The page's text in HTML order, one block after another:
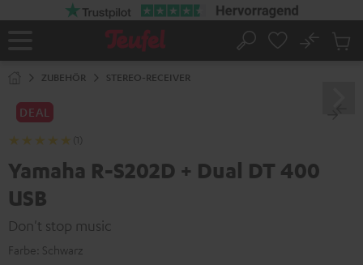
Startseite
Suche
No
ZUBEHÖR STEREO-RECEIVER
DEAL
(1)
Yamaha R-S202D + Dual DT 400
USB
Don't stop music
Farbe: Schwarz